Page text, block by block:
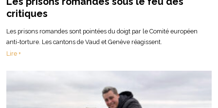
critiques
Les prisons romandes sont pointées du doigt par le Comité européen
anti-torture. Les cantons de Vaud et Genève réagissent.
Lire +